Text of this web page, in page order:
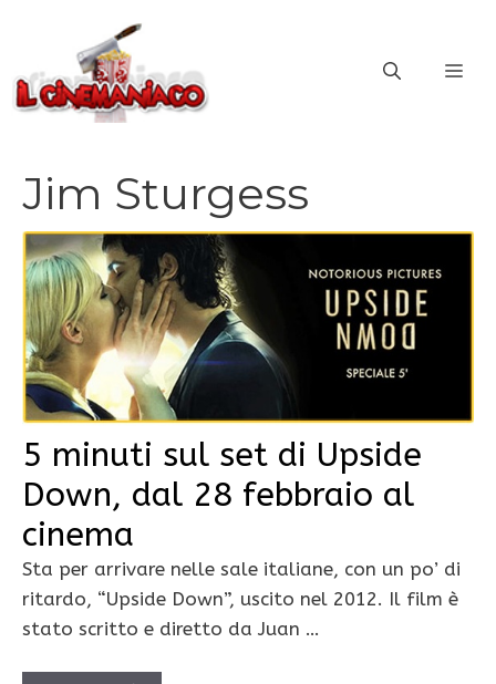
contenuto
Jim Sturgess
5 minuti sul set di Upside
Down, dal 28 febbraio al
cinema
Sta per arrivare nelle sale italiane, con un po’ di
ritardo, “Upside Down”, uscito nel 2012. Il film è
stato scritto e diretto da Juan …